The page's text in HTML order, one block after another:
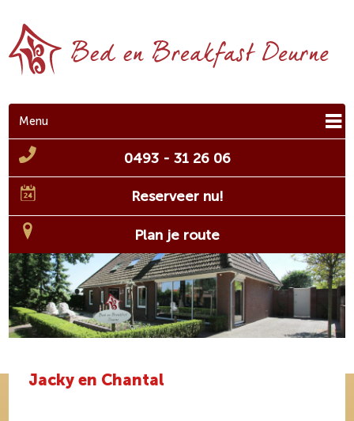
Menu
0493 - 31 26 06
Reserveer nu!
Plan je route
Jacky en Chantal